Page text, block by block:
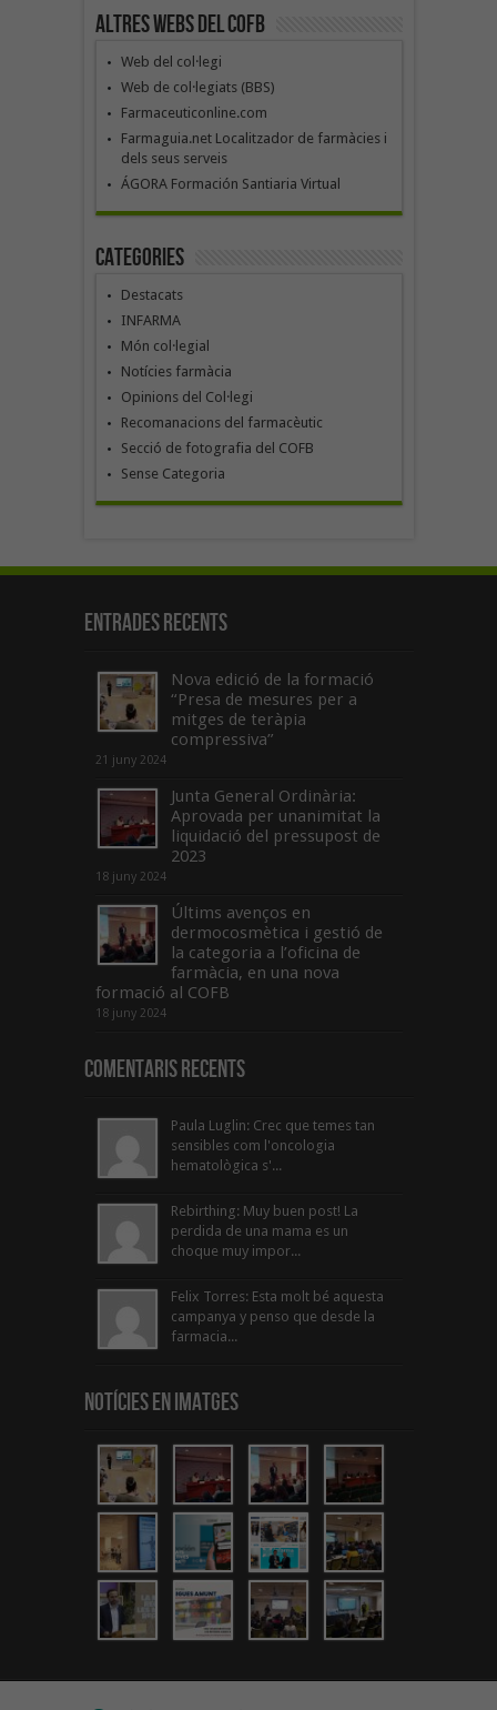
Altres webs del COFB
Web del col·legi
Web de col·legiats (BBS)
Farmaceuticonline.com
Farmaguia.net Localitzador de farmàcies i
dels seus serveis
ÁGORA Formación Santiaria Virtual
Categories
Destacats
INFARMA
Món col·legial
Notícies farmàcia
Opinions del Col·legi
Recomanacions del farmacèutic
Secció de fotografia del COFB
Sense Categoria
Entrades recents
Nova edició de la formació
“Presa de mesures per a
mitges de teràpia
compressiva”
21 juny 2024
Junta General Ordinària:
Aprovada per unanimitat la
liquidació del pressupost de
2023
18 juny 2024
Últims avenços en
dermocosmètica i gestió de
la categoria a l’oficina de
farmàcia, en una nova
formació al COFB
18 juny 2024
Comentaris Recents
Paula Luglin: Crec que temes tan
sensibles com l'oncologia
hematològica s'...
Rebirthing: Muy buen post! La
perdida de una mama es un
choque muy impor...
Felix Torres: Esta molt bé aquesta
campanya y penso que desde la
farmacia...
Notícies en Imatges